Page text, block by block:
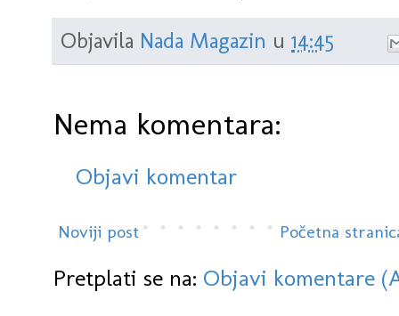
Objavila Nada Magazin u 14:45
Nema komentara:
Objavi komentar
Noviji post Početna
Pretplati se na: Objavi komentare